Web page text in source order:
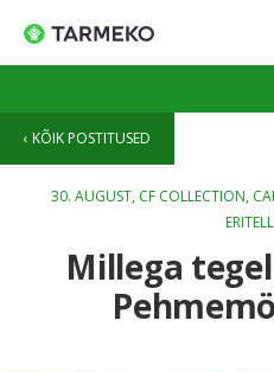
KÕIK POSTITUSED
30. AUGUST, CF COLLECTION,
Millega